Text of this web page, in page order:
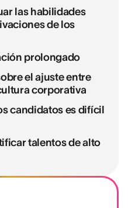
las habilidades
de los
prolongado
el ajuste entre
corporativa
candidatos es difícil
talentos de alto